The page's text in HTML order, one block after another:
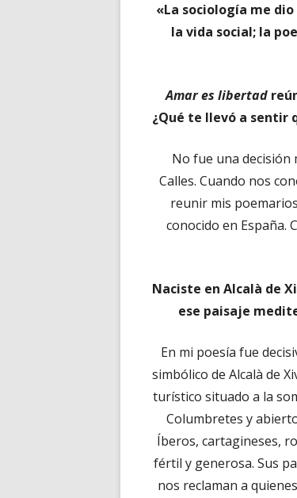
«La sociología me
la vida social; la
Amar es libertad
¿Qué te llevó a sentir
No fue una decisión
Calles. Cuando nos
reunir mis
conocido en España.
Naciste en Alcalà de
ese paisaje
En mi poesía fue
simbólico de Alcalà de
turístico situado a la
Columbretes y
Íberos, cartagineses,
fértil y generosa. Sus
nos reclaman a